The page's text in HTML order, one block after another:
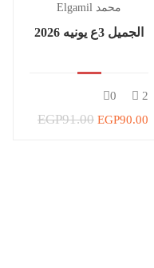
Elgamil محمد
الجميل 3ع يونيه 2026
2
0
EGP91.00 EGP90.00